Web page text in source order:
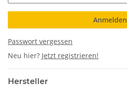
Anmelden
Passwort vergessen
Neu hier? Jetzt registrieren!
Hersteller